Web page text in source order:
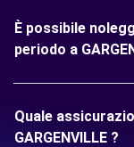
È possibile
periodo a
Quale
GARGENVILLE ?